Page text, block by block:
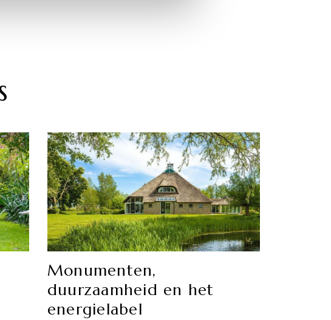
Monumenten,
duurzaamheid en het
energielabel